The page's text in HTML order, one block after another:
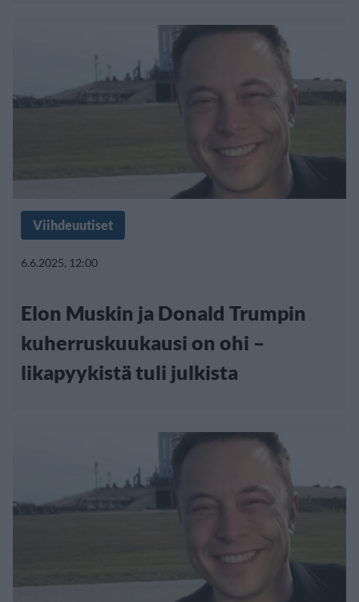
Viihdeuutiset
6.6.2025, 12:00
Elon Muskin ja Donald Trumpin
kuherruskuukausi on ohi –
likapyykistä tuli julkista